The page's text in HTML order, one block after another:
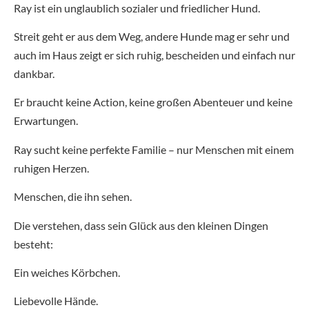
Ray ist ein unglaublich sozialer und friedlicher Hund.
Streit geht er aus dem Weg, andere Hunde mag er sehr und
auch im Haus zeigt er sich ruhig, bescheiden und einfach nur
dankbar.
Er braucht keine Action, keine großen Abenteuer und keine
Erwartungen.
Ray sucht keine perfekte Familie – nur Menschen mit einem
ruhigen Herzen.
Menschen, die ihn sehen.
Die verstehen, dass sein Glück aus den kleinen Dingen
besteht:
Ein weiches Körbchen.
Liebevolle Hände.